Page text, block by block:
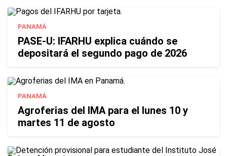
PANAMÁ
PASE-U: IFARHU explica cuándo se
depositará el segundo pago de 2026
PANAMÁ
Agroferias del IMA para el lunes 10 y
martes 11 de agosto